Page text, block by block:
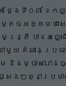
ថ្ងៃទី០៣ ខែកញ្
តេចអគ្គមហាសេ
មន្រ្តី បានអញ្
ាមួយ តំណាងប្រ
ម និងម្ចាស់រោង
ងៗគ្នាប្រមា